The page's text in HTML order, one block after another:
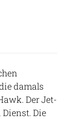
damals
Der Jet-
Die